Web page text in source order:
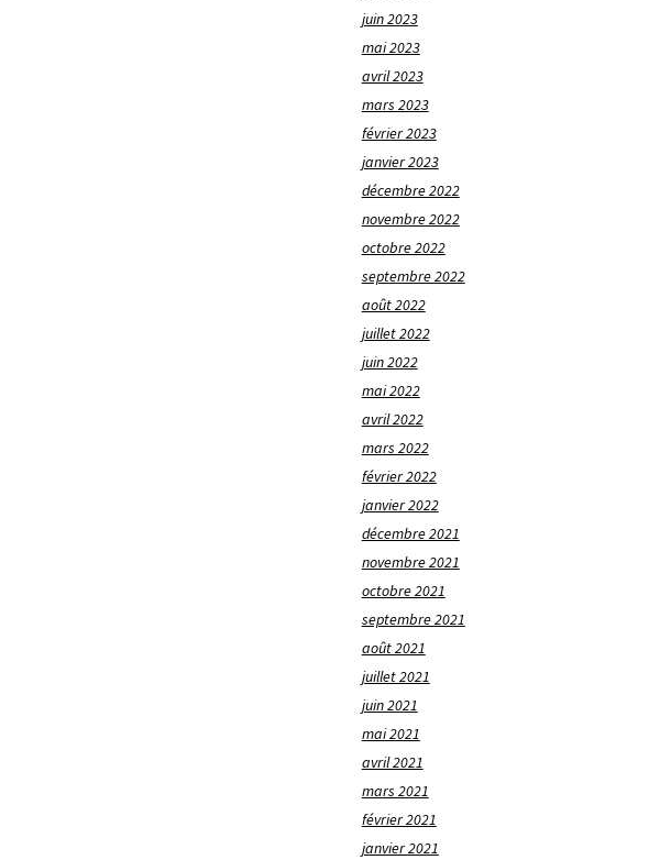
juin 2023
mai 2023
avril 2023
mars 2023
février 2023
janvier 2023
décembre 2022
novembre 2022
octobre 2022
septembre 2022
août 2022
juillet 2022
juin 2022
mai 2022
avril 2022
mars 2022
février 2022
janvier 2022
décembre 2021
novembre 2021
octobre 2021
septembre 2021
août 2021
juillet 2021
juin 2021
mai 2021
avril 2021
mars 2021
février 2021
janvier 2021